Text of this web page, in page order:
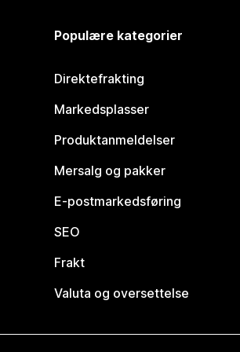
Populære kategorier
Direktefrakting
Markedsplasser
Produktanmeldelser
Mersalg og pakker
E-postmarkedsføring
SEO
Frakt
Valuta og oversettelse